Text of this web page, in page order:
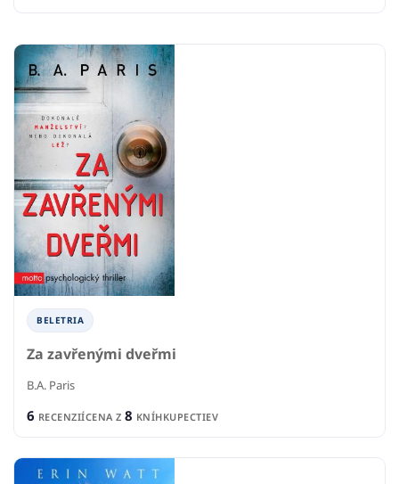
BELETRIA
Za zavřenými dveřmi
B.A. Paris
6 RECENZIÍCENA Z 8 KNÍHKUPECTIEV